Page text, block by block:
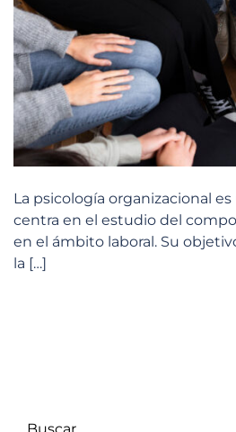
La psicología organizacional
centra en el estudio del
en el ámbito laboral. Su
la […]
Buscar